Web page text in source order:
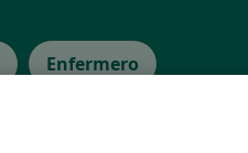
Enfermero